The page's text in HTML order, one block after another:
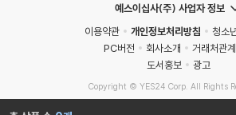
예스이십사(주) 사업자 정보
이용약관
개인정보처리방침
청소
PC버전
회사소개
거래처관
도서홍보
광고
Copyright © YES24 Corp. All Rights
MATOM11